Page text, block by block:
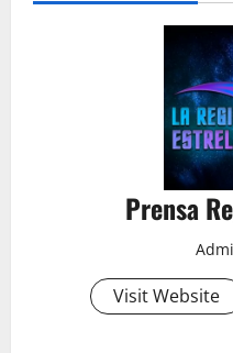
Prensa
Visit Website